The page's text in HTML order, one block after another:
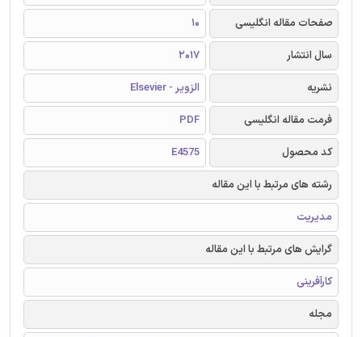
صفحات مقاله انگلیسی
10
سال انتشار
2017
نشریه
الزویر - Elsevier
فرمت مقاله انگلیسی
PDF
کد محصول
E4575
رشته های مرتبط با این مقاله
مدیریت
گرایش های مرتبط با این مقاله
کارآفرینی
مجله